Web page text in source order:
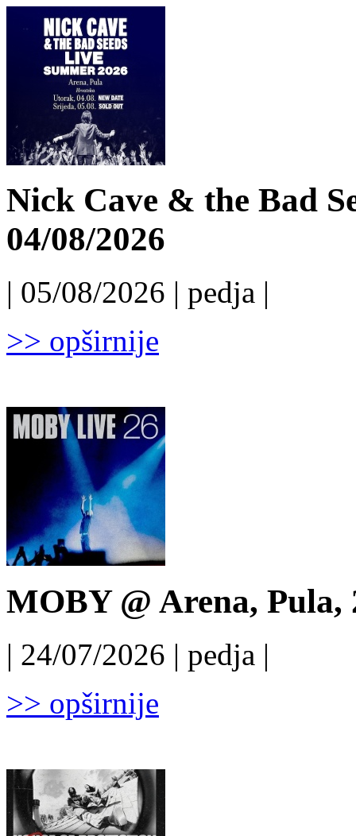
Nick Cave & the Bad
04/08/2026
| 05/08/2026 | pedja |
>> opširnije
MOBY @ Arena, Pula,
| 24/07/2026 | pedja |
>> opširnije